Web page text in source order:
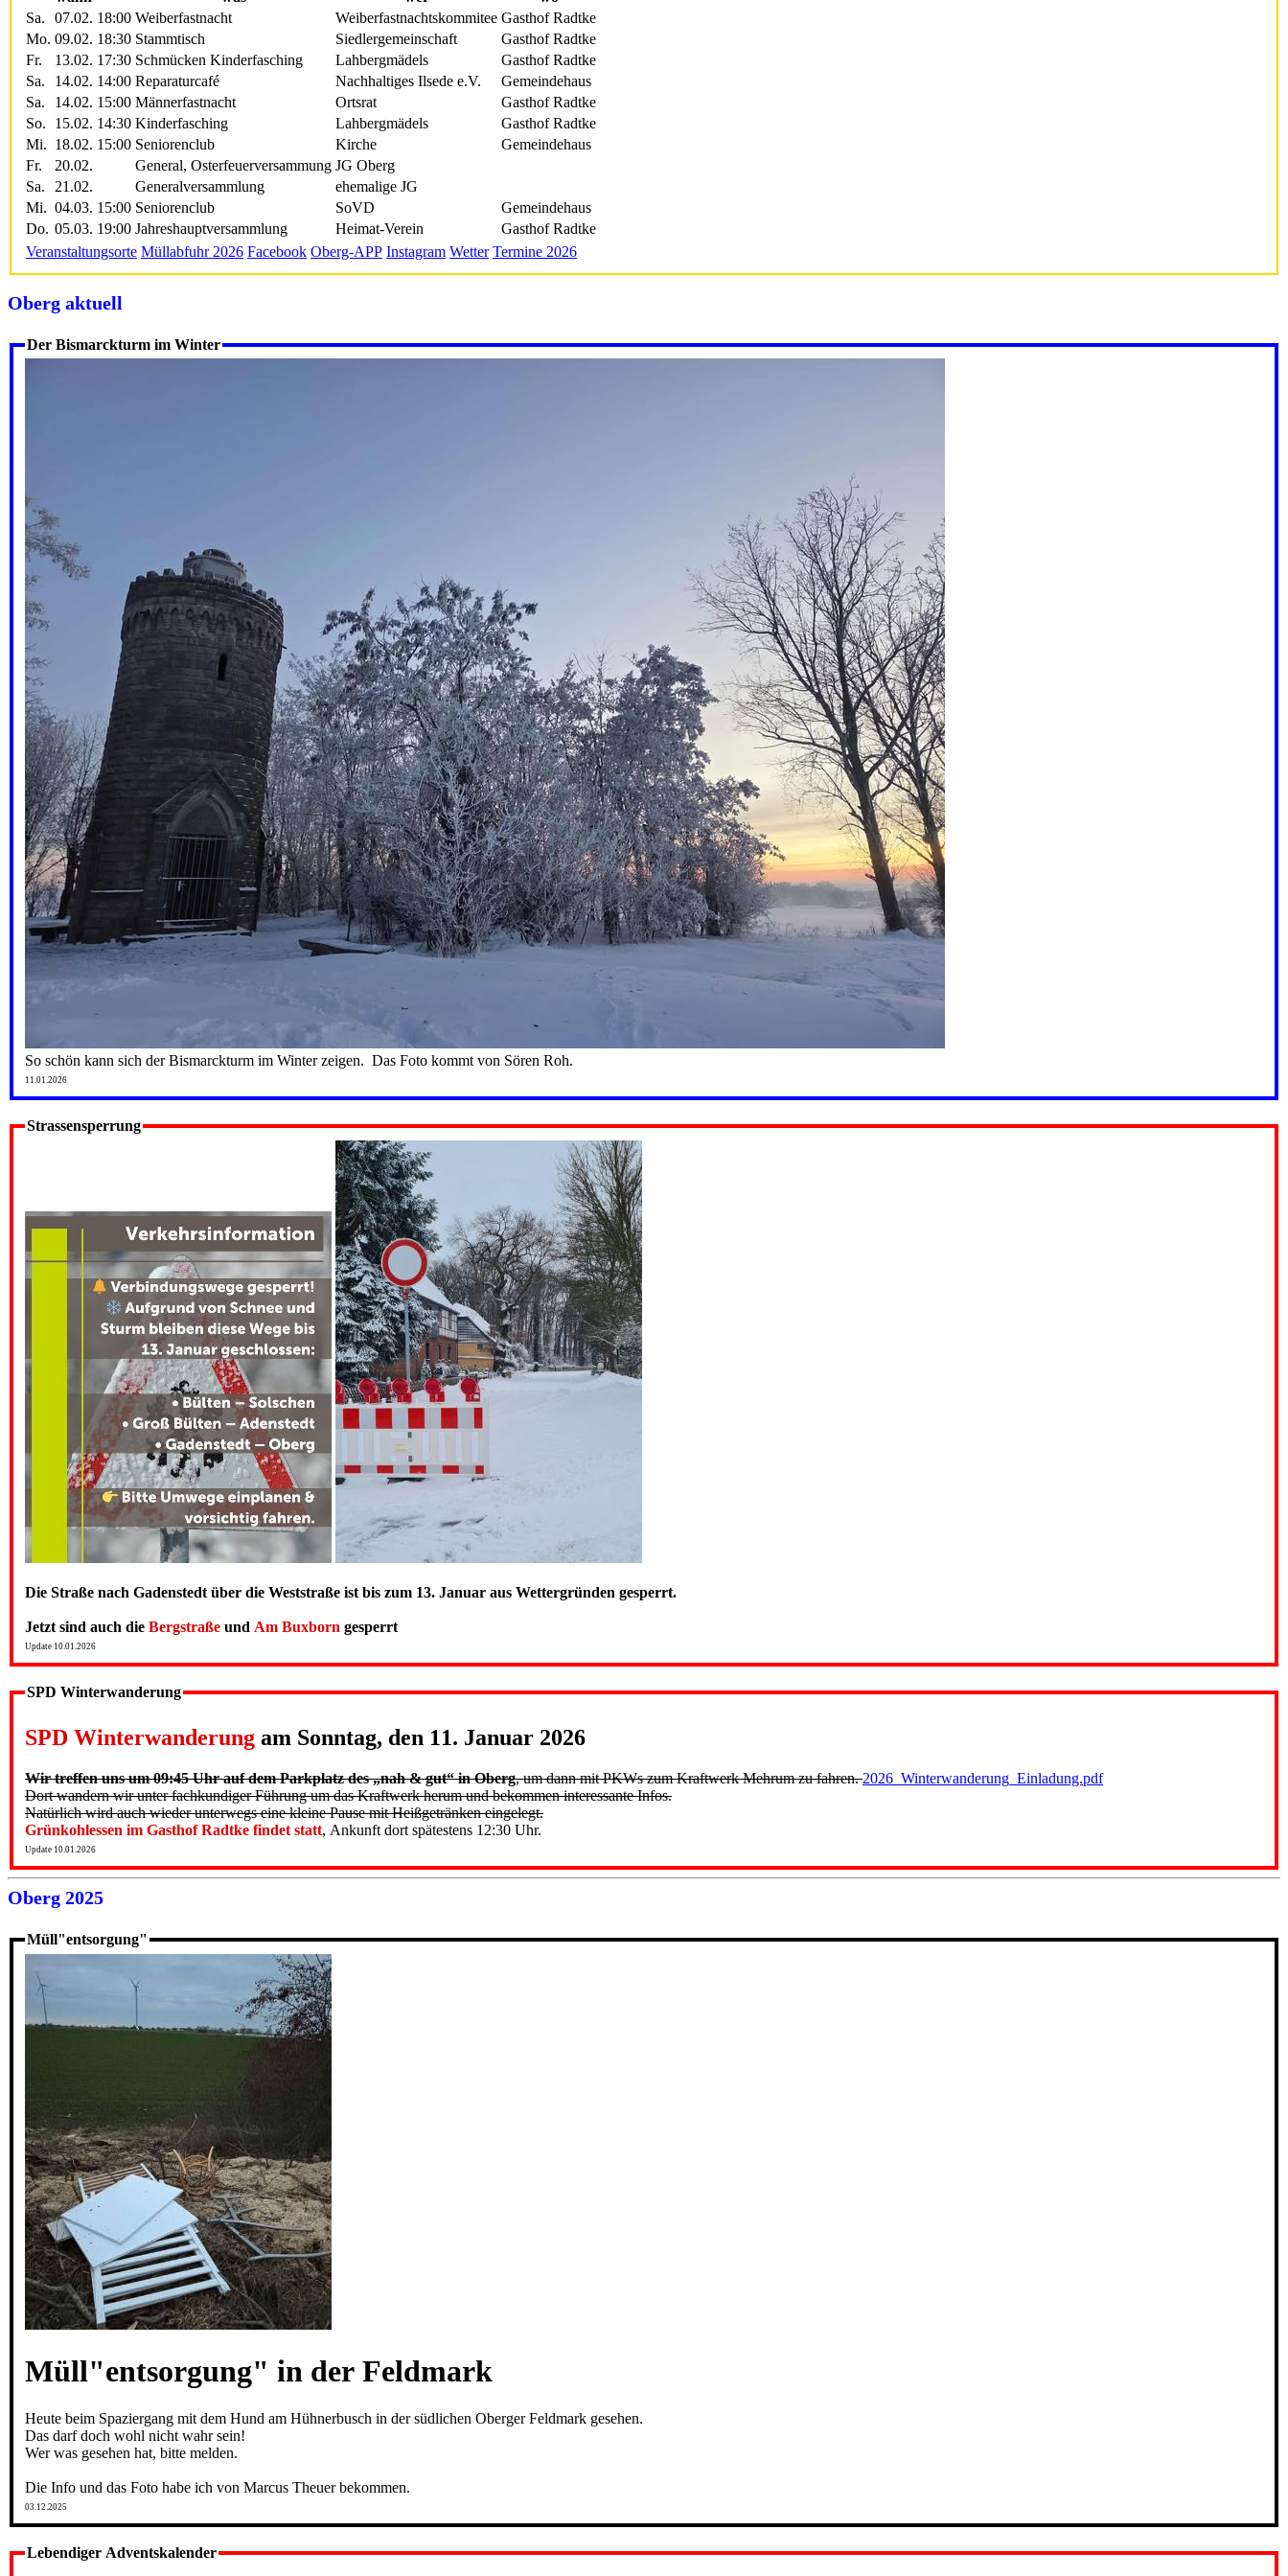
Sa.
07.02. 18:00 Weiberfastnacht Weiberfastnachtskommitee Gasthof Radtke
Mo. 09.02. 18:30 Stammtisch Siedlergemeinschaft
Gasthof Radtke
Fr.
13.02. 17:30 Schmücken Kinderfasching Lahbergmädels
Gasthof Radtke
Sa.
14.02. 14:00 Reparaturcafé Nachhaltiges Ilsede e.V.
Gemeindehaus
Sa.
14.02. 15:00 Männerfastnacht Ortsrat
Gasthof Radtke
So.
15.02. 14:30 Kinderfasching Lahbergmädels
Gasthof Radtke
Mi. 18.02. 15:00 Seniorenclub Kirche
Gemeindehaus
Fr.
20.02. General, Osterfeuerversammung JG Oberg
Sa.
21.02. Generalversammlung
ehemalige JG
Mi. 04.03. 15:00 Seniorenclub SoVD
Gemeindehaus
Do. 05.03. 19:00 Jahreshauptversammlung Heimat-Verein
Gasthof Radtke
Veranstaltungsorte Müllabfuhr 2026 Facebook Oberg-APP Instagram Wetter Termine 2026
Oberg aktuell
Der Bismarckturm im Winter
So schön kann sich der Bismarckturm im Winter zeigen. Das Foto kommt von Sören Roh.
11.01.2026
Strassensperrung
Die Straße nach Gadenstedt über die Weststraße ist bis zum 13. Januar aus Wettergründen gesperrt.
Jetzt sind auch die Bergstraße und Am Buxborn gesperrt
Update 10.01.2026
SPD Winterwanderung
SPD Winterwanderung am Sonntag, den 11. Januar 2026
Wir treffen uns um 09:45 Uhr auf dem Parkplatz des „nah & gut“ in Oberg, um dann mit PKWs zum Kraftwerk Mehrum zu fahren.2026_Winterwanderung_Einladung.pdf
Dort wandern wir unter fachkundiger Führung um das Kraftwerk herum und bekommen interessante Infos.
Natürlich wird auch wieder unterwegs eine kleine Pause mit Heißgetränken eingelegt.
Grünkohlessen im Gasthof Radtke findet statt, Ankunft dort spätestens 12:30 Uhr.
Update 10.01.2026
Oberg 2025
Müll"entsorgung"
Müll"entsorgung" in der Feldmark
Heute beim Spaziergang mit dem Hund am Hühnerbusch in der südlichen Oberger Feldmark gesehen.
Das darf doch wohl nicht wahr sein!
Wer was gesehen hat, bitte melden.
Die Info und das Foto habe ich von Marcus Theuer bekommen.
03.12.2025
Lebendiger Adventskalender